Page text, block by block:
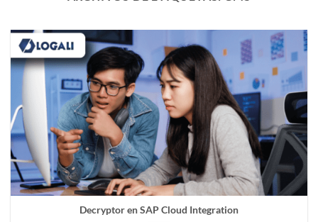
Decryptor en SAP Cloud Integration